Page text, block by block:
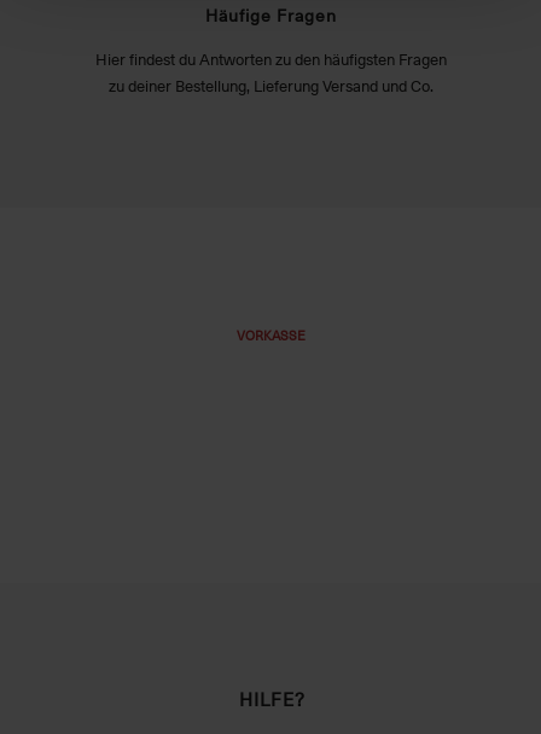
Häufige Fragen
Hier findest du Antworten zu den häufigsten Fragen
zu deiner Bestellung, Lieferung Versand und Co.
VORKASSE
HILFE?